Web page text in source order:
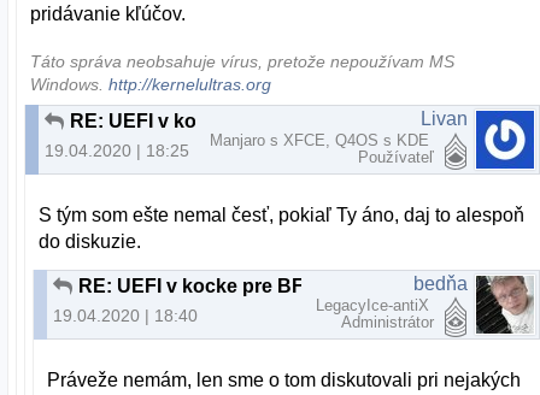
pridávanie kľúčov.
Táto správa neobsahuje vírus, pretože nepoužívam MS
Windows.http://kernelultras.org
RE: UEFI v kocke pre BFU
19.04.2020 | 18:25
Livan
Manjaro s XFCE, Q4OS s KDE
Používateľ
S tým som ešte nemal česť, pokiaľ Ty áno, daj to alespoň
do diskuzie.
RE: UEFI v kocke pre BFU
19.04.2020 | 18:40
bedňa
LegacyIce-antiX
Administrátor
Práveže nemám, len sme o tom diskutovali pri nejakých